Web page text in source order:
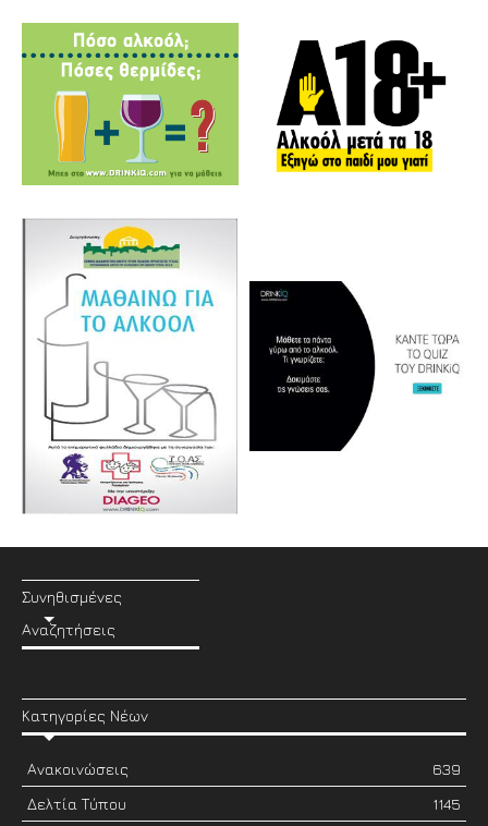
Συνηθισμένες
Αναζητήσεις
Κατηγορίες Νέων
Ανακοινώσεις
639
Δελτία Τύπου
1145